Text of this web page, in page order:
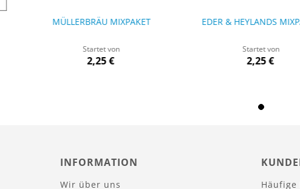
MÜLLERBRÄU MIXPAKET
Startet von
2,25 €
EDER & HEYLANDS
Startet von
2,25 €
INFORMATION
Wir über uns Häufige